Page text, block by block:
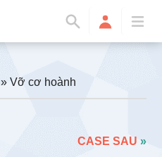
» Vỡ cơ hoành
CASE SAU »